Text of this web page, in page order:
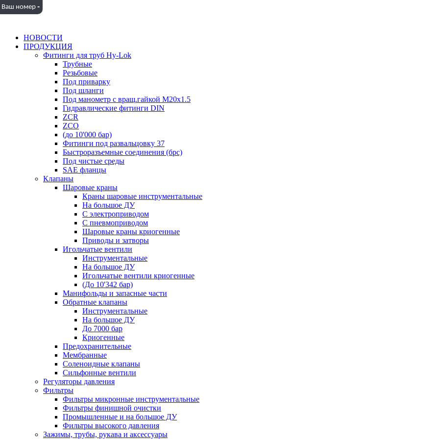
НОВОСТИ
ПРОДУКЦИЯ
Фитинги для труб Hy-Lok
Трубные
Резьбовые
Под приварку
Под шланги
Под манометр с вращ.гайкой M20x1.5
Гидравлические фитинги DIN
ZCR
ZCO
(до 10'000 бар)
Фитинги под развальцовку 37
Быстроразъемные соединения (брс)
Под чистые среды
SAE фланцы
Клапаны
Шаровые краны
Краны шаровые инструментальные
На большое ДУ
С электроприводом
С пневмоприводом
Шаровые краны криогенные
Приводы и затворы
Игольчатые вентили
Инструментальные
На большое ДУ
Игольчатые вентили криогенные
(До 10'342 бар)
Манифольды и запасные части
Обратные клапаны
Инструментальные
На большое ДУ
До 7000 бар
Криогенные
Предохранительные
Мембранные
Соленоидные клапаны
Сильфонные вентили
Регуляторы давления
Фильтры
Фильтры микронные инструментальные
Фильтры финишной очистки
Промышленные и на большое ДУ
Фильтры высокого давления
Зажимы, трубы, рукава и аксессуары
Ваш номер -